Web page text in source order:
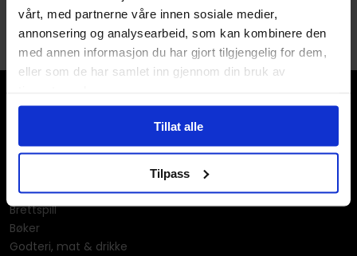
vårt, med partnerne våre innen sosiale medier,
annonsering og analysearbeid, som kan kombinere den
med annen informasjon du har gjort tilgjengelig for dem,
eller som de har samlet inn gjennom din bruk av
Tillat alle
Tilpass
Brettspill
Bøker
Godteri, mat & drikke